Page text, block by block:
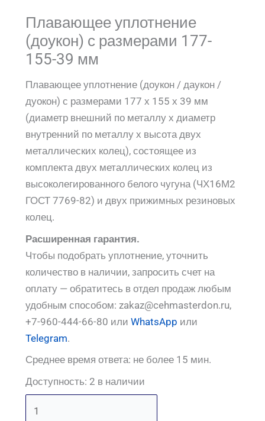
Плавающее уплотнение
(доукон) с размерами 177-
155-39 мм
Плавающее уплотнение (доукон / даукон /
дуокон) с размерами 177 х 155 х 39 мм
(диаметр внешний по металлу х диаметр
внутренний по металлу х высота двух
металлических колец), состоящее из
комплекта двух металлических колец из
высоколегированного белого чугуна (ЧХ16М2
ГОСТ 7769-82) и двух прижимных резиновых
колец.
Расширенная гарантия.
Чтобы подобрать уплотнение, уточнить
количество в наличии, запросить счет на
оплату — обратитесь в отдел продаж любым
удобным способом: zakaz@cehmasterdon.ru,
+7-960-444-66-80 илиWhatsApp или
Telegram.
Среднее время ответа: не более 15 мин.
Доступность: 2 в наличии